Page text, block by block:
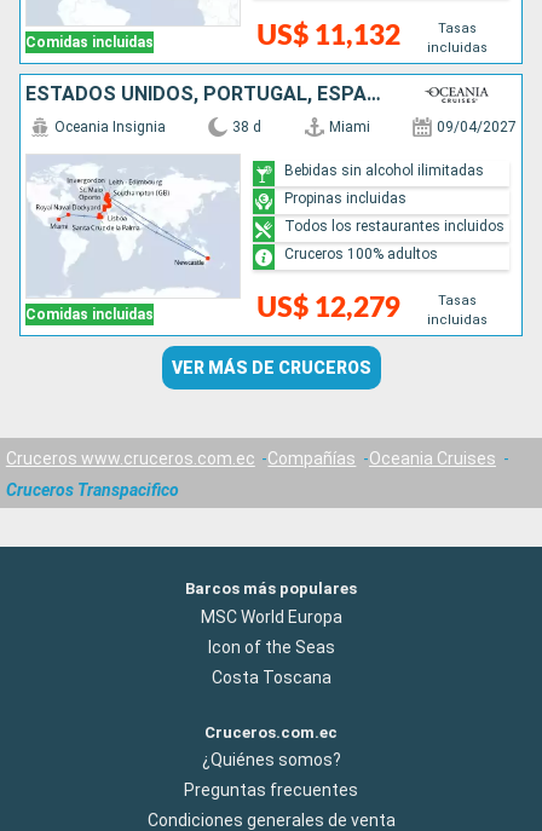
Comidas incluidas US$ 11,132
Tasas
incluidas
ESTADOS UNIDOS, PORTUGAL, ESPAÑA, FRANCIA, REINO UNIDO, AUSTRALIA, IRLANDA
Comidas incluidas
Oceania Insignia 38 d Miami 09/04/2027
US$ 12,279
Tasas
incluidas
Bebidas sin alcohol ilimitadas
Propinas incluidas
Todos los restaurantes incluidos
Cruceros 100% adultos
VER MÁS DE CRUCEROS
Cruceros www.cruceros.com.ec Compañías
Oceania Cruises
Cruceros Transpacifico
Barcos más populares
MSC World Europa
Icon of the Seas
Costa Toscana
Cruceros.com.ec
¿Quiénes somos?
Preguntas frecuentes
Condiciones generales de venta